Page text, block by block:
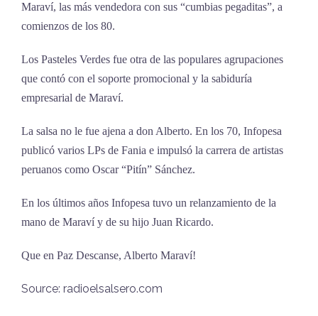
Maraví, las más vendedora con sus “cumbias pegaditas”, a
comienzos de los 80.
Los Pasteles Verdes fue otra de las populares agrupaciones
que contó con el soporte promocional y la sabiduría
empresarial de Maraví.
La salsa no le fue ajena a don Alberto. En los 70, Infopesa
publicó varios LPs de Fania e impulsó la carrera de artistas
peruanos como Oscar “Pitín” Sánchez.
En los últimos años Infopesa tuvo un relanzamiento de la
mano de Maraví y de su hijo Juan Ricardo.
Que en Paz Descanse, Alberto Maraví!
Source: radioelsalsero.com